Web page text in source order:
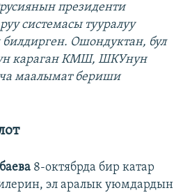
президенти
системасы тууралуу
Ошондуктан, бул
караган КМШ, ШКУнун
маалымат бериши
8-октябрда бир катар
эл аралык уюмдардын